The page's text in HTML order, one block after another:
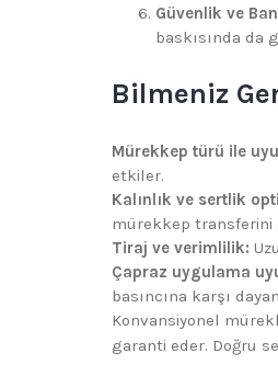
Güvenlik ve
baskısında da
Bilmeniz
Mürekkep türü ile
etkiler.
Kalınlık ve sertlik
mürekkep transferini
Tiraj ve verimlilik:
Çapraz uygulama
basıncına karşı
Konvansiyonel
garanti eder. Doğru